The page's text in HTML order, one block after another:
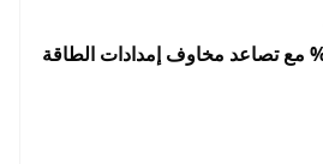
يقفز بأكثر من 3% مع تصاعد مخاوف إمدادات الطاقة